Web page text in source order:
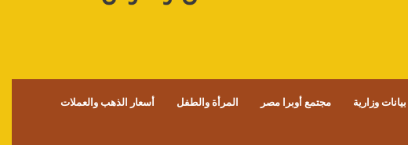
بيانات وزارية مجتمع أوبرا مصر المرأة والطفل أسعار الذهب والعملات